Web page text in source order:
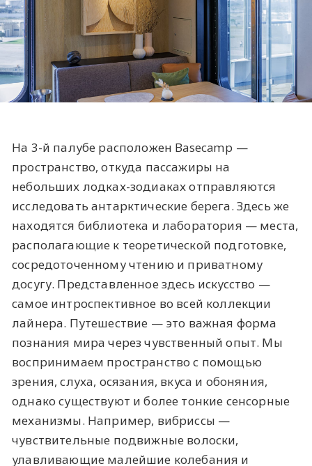
На 3-й палубе расположен Basecamp —
пространство, откуда пассажиры на
небольших лодках-зодиаках отправляются
исследовать антарктические берега. Здесь же
находятся библиотека и лаборатория — места,
располагающие к теоретической подготовке,
сосредоточенному чтению и приватному
досугу. Представленное здесь искусство —
самое интроспективное во всей коллекции
лайнера. Путешествие — это важная форма
познания мира через чувственный опыт. Мы
воспринимаем пространство с помощью
зрения, слуха, осязания, вкуса и обоняния,
однако существуют и более тонкие сенсорные
механизмы. Например, вибриссы —
чувствительные подвижные волоски,
улавливающие малейшие колебания и